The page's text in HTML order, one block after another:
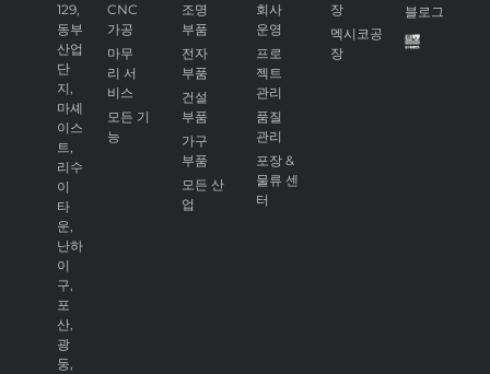
129,
동부
산업
단
지,
마셰
이스
트,
리수
이
타
운,
난하
이
구,
포
산,
광
둥,
CNC
가공
마무
리 서
비스
모든 기
능
조명
부품
전자
부품
건설
부품
가구
부품
모든 산
업
회사
운영
프로
젝트
관리
품질
관리
포장 &
물류 센
터
장
멕시코공
장
블로그